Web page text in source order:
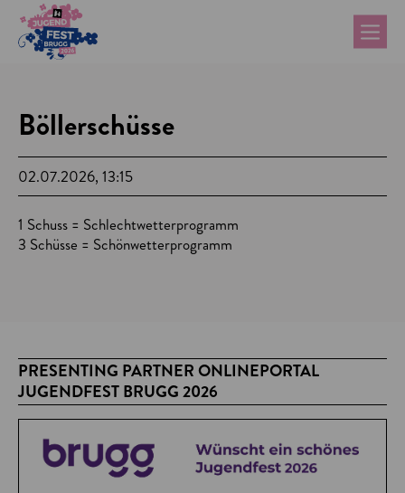
Böllerschüsse
02.07.2026, 13:15
1 Schuss = Schlechtwetterprogramm
3 Schüsse = Schönwetterprogramm
PRESENTING PARTNER ONLINEPORTAL
JUGENDFEST BRUGG 2026